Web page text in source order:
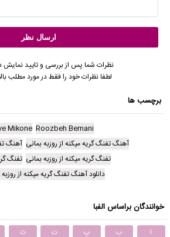
نظرات شما پس از بررسی و تایید نمایش
لطفا نظرات خود را فقط در مورد مطلب
برچسب ها
Roozbeh Bemani
Mikone
آهنگ تفنگ گریه میکنه از روزبه بمانی آهنگ
تفنگ گریه میکنه از روزبه بمانی تفنگ
دانلود آهنگ تفنگ گریه میکنه از
خوانندگان براساس الفبا
ا ب پ ت ث